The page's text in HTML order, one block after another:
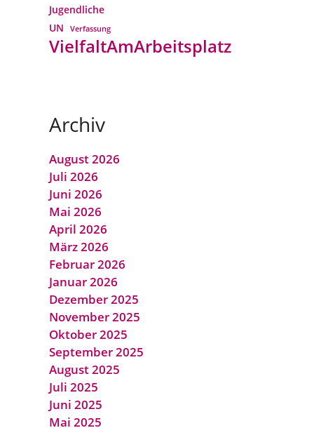
Jugendliche
UN
Verfassung
VielfaltAmArbeitsplatz
Archiv
August 2026
Juli 2026
Juni 2026
Mai 2026
April 2026
März 2026
Februar 2026
Januar 2026
Dezember 2025
November 2025
Oktober 2025
September 2025
August 2025
Juli 2025
Juni 2025
Mai 2025